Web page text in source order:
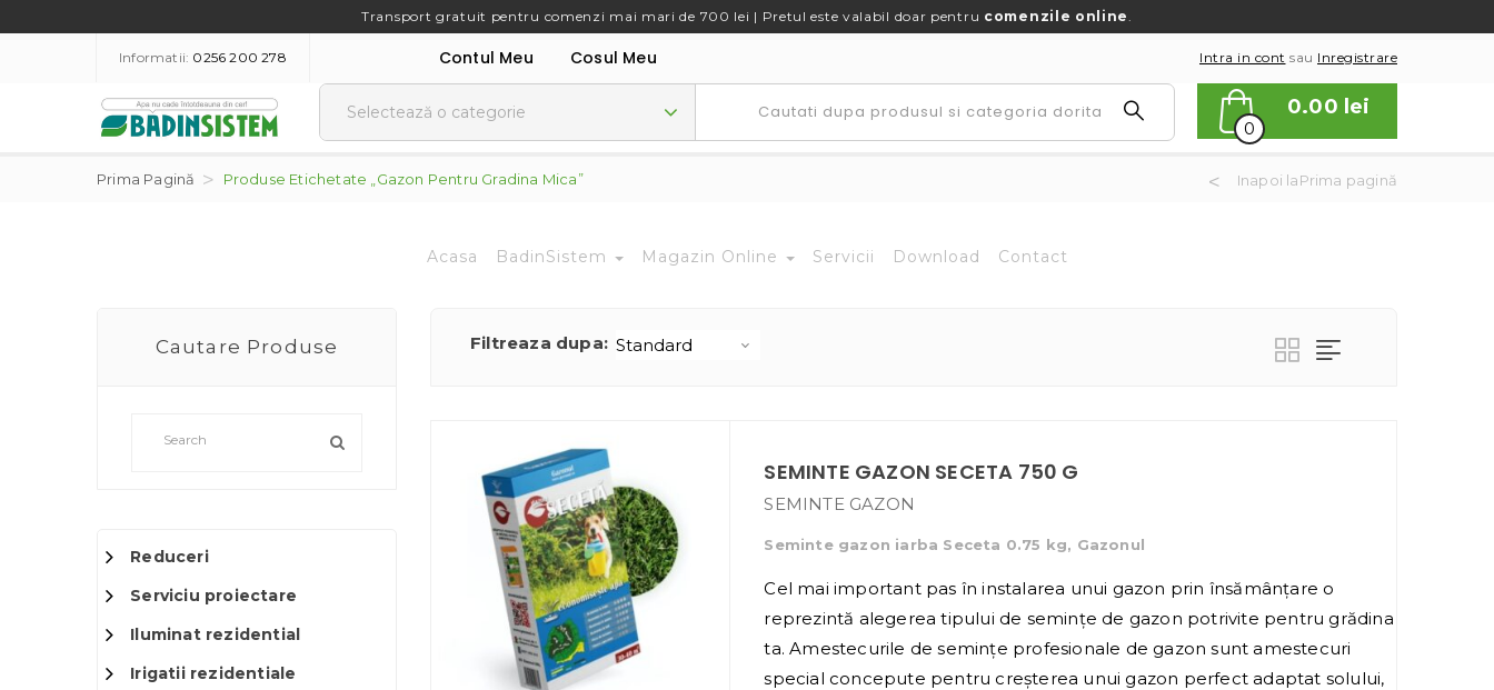
Transport gratuit pentru comenzi mai mari de 700 lei | Pretul este valabil doar pentru comenzile online.
Informatii: 0256 200 278 Contul Meu Cosul Meu Intra in cont sau Inregistrare
0
0.00 lei
Prima Pagină Produse Etichetate „gazon Pentru Gradina Mica” Inapoi laPrima pagină
Acasa BadinSistem Magazin Online Servicii Download Contact
Cautare Produse
Reduceri
Serviciu proiectare
Iluminat rezidential
Irigatii rezidentiale
Filtreaza dupa:
SEMINTE GAZON SECETA 750 G
SEMINTE GAZON
Seminte gazon iarba Seceta 0.75 kg, Gazonul
Cel mai important pas în instalarea unui gazon prin însămânțare o
reprezintă alegerea tipului de semințe de gazon potrivite pentru grădina
ta. Amestecurile de semințe profesionale de gazon sunt amestecuri
special concepute pentru creșterea unui gazon perfect adaptat solului,